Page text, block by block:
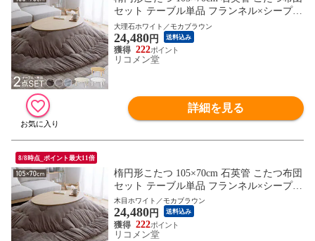
セット テーブル単品 フランネル×シープボ
ア こたつテーブル 楕円形 こたつ テーブル
ヴィンテージ こたつ 掛け布団 センターテ
ーブル【送料無料】
大理石ホワイト／モカブラウン
24,480円 送料込み
222
リコメン堂
詳細を見る
8/8時点_ポイント最大11倍
楕円形こたつ 105×70cm 石英管 こたつ布団
セット テーブル単品 フランネル×シープボ
ア こたつテーブル 楕円形 こたつ テーブル
ヴィンテージ こたつ 掛け布団 センターテ
ーブル【送料無料】
木目ホワイト／モカブラウン
24,480円 送料込み
222
リコメン堂